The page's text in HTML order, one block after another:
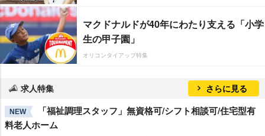
マクドナルドが40年にわたり支える「小学
生の甲子園」
オリコンタイアップ特集
求人特集 さらに見る
NEW
「福祉調理スタッフ」無資格可/シフト相談可/住宅型有
料老人ホーム